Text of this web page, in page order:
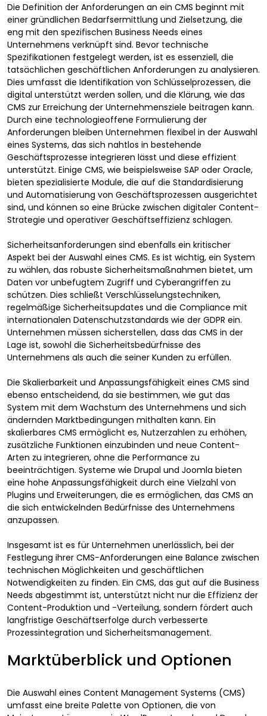
Die Definition der Anforderungen an ein CMS beginnt mit
einer gründlichen Bedarfsermittlung und Zielsetzung, die
eng mit den spezifischen Business Needs eines
Unternehmens verknüpft sind. Bevor technische
Spezifikationen festgelegt werden, ist es essenziell, die
tatsächlichen geschäftlichen Anforderungen zu analysieren.
Dies umfasst die Identifikation von Schlüsselprozessen, die
digital unterstützt werden sollen, und die Klärung, wie das
CMS zur Erreichung der Unternehmensziele beitragen kann.
Durch eine technologieoffene Formulierung der
Anforderungen bleiben Unternehmen flexibel in der Auswahl
eines Systems, das sich nahtlos in bestehende
Geschäftsprozesse integrieren lässt und diese effizient
unterstützt. Einige CMS, wie beispielsweise SAP oder Oracle,
bieten spezialisierte Module, die auf die Standardisierung
und Automatisierung von Geschäftsprozessen ausgerichtet
sind, und können so eine Brücke zwischen digitaler Content-
Strategie und operativer Geschäftseffizienz schlagen.
Sicherheitsanforderungen sind ebenfalls ein kritischer
Aspekt bei der Auswahl eines CMS. Es ist wichtig, ein System
zu wählen, das robuste Sicherheitsmaßnahmen bietet, um
Daten vor unbefugtem Zugriff und Cyberangriffen zu
schützen. Dies schließt Verschlüsselungstechniken,
regelmäßige Sicherheitsupdates und die Compliance mit
internationalen Datenschutzstandards wie der GDPR ein.
Unternehmen müssen sicherstellen, dass das CMS in der
Lage ist, sowohl die Sicherheitsbedürfnisse des
Unternehmens als auch die seiner Kunden zu erfüllen.
Die Skalierbarkeit und Anpassungsfähigkeit eines CMS sind
ebenso entscheidend, da sie bestimmen, wie gut das
System mit dem Wachstum des Unternehmens und sich
ändernden Marktbedingungen mithalten kann. Ein
skalierbares CMS ermöglicht es, Nutzerzahlen zu erhöhen,
zusätzliche Funktionen einzubinden und neue Content-
Arten zu integrieren, ohne die Performance zu
beeinträchtigen. Systeme wie Drupal und Joomla bieten
eine hohe Anpassungsfähigkeit durch eine Vielzahl von
Plugins und Erweiterungen, die es ermöglichen, das CMS an
die sich entwickelnden Bedürfnisse des Unternehmens
anzupassen.
Insgesamt ist es für Unternehmen unerlässlich, bei der
Festlegung ihrer CMS-Anforderungen eine Balance zwischen
technischen Möglichkeiten und geschäftlichen
Notwendigkeiten zu finden. Ein CMS, das gut auf die Business
Needs abgestimmt ist, unterstützt nicht nur die Effizienz der
Content-Produktion und -Verteilung, sondern fördert auch
langfristige Geschäftserfolge durch verbesserte
Prozessintegration und Sicherheitsmanagement.
Marktüberblick und Optionen
Die Auswahl eines Content Management Systems (CMS)
umfasst eine breite Palette von Optionen, die von